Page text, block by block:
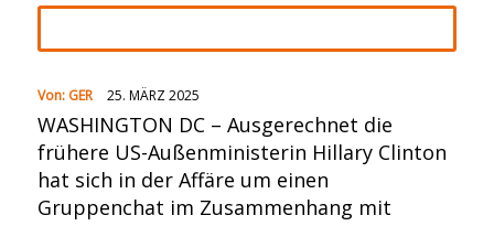
Von: GER 25. MÄRZ 2025
WASHINGTON DC – Ausgerechnet die
frühere US-Außenministerin Hillary Clinton
hat sich in der Affäre um einen
Gruppenchat im Zusammenhang mit